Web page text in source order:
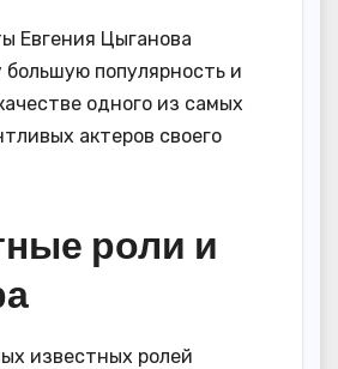
Евгения Цыганова
большую популярность и
одного из самых
актеров своего
роли и
известных ролей